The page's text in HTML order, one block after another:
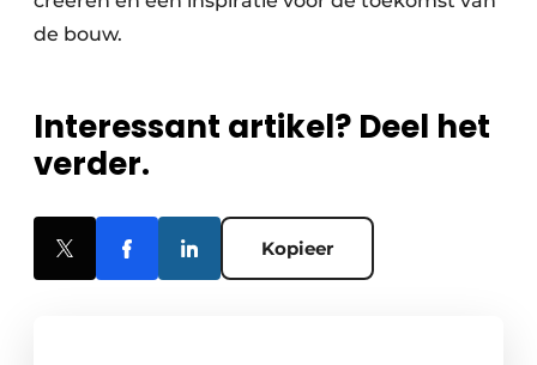
de bouw.
Interessant artikel? Deel het
verder.
Kopieer